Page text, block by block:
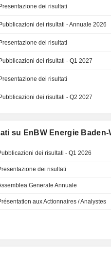
Presentazione dei risultati
Pubblicazioni dei risultati - Annuale 2026
Presentazione dei risultati
Pubblicazioni dei risultati - Q1 2027
Presentazione dei risultati
Pubblicazioni dei risultati - Q2 2027
su EnBW Energie
dei risultati - Q1 2026
dei risultati
Generale Annuale
aux Actionnaires / Analystes